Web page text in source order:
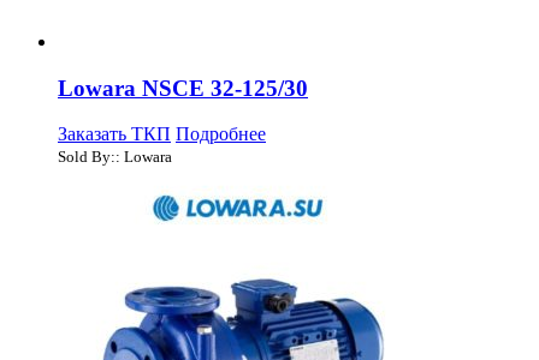
Lowara NSCE 32-125/30
Заказать ТКП Подробнее
Sold By:: Lowara